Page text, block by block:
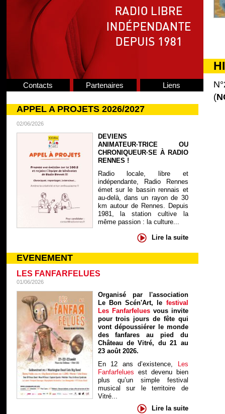
Contacts Partenaires Liens
APPEL A PROJETS 2026/2027
02/06/2026
DEVIENS
ANIMATEUR·TRICE OU
CHRONIQUEUR·SE À RADIO
RENNES !
Radio locale, libre et
indépendante, Radio Rennes
émet sur le bassin rennais et
au-delà, dans un rayon de 30
km autour de Rennes. Depuis
1981, la station cultive la
même passion : la culture...
Lire la suite
EVENEMENT
LES FANFARFELUES
01/06/2026
Organisé par l'association
Le Bon Scén'Art, le festival
Les Fanfarfelues vous invite
pour trois jours de fête qui
vont dépoussiérer le monde
des fanfares au pied du
Château de Vitré, du 21 au
23 août 2026.
En 12 ans d’existence, Les
Fanfarfelues est devenu bien
plus qu’un simple festival
musical sur le territoire de
Vitré...
Lire la suite
(